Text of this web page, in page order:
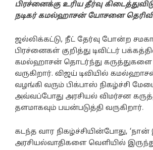
பிரச்னைக்கு உரிய தீர்வு
நடிகர் கமல்ஹாசன் யோசனை
ஜல்லிக்கட்டு, நீட் தேர்வு போன்ற
பிரச்னைகள் குறித்து டிவிட்டர்
கமல்ஹாசன் தொடர்ந்து கருத்துகளை
வருகிறார். விஜய் டிவியில்
வழங்கி வரும் பிக்பாஸ் நிகழ்ச்சி
அவ்வப்போது அரசியல் விமர்சன
தளமாகவும் பயன்படுத்தி வருகிறார்.
கடந்த வார நிகழ்ச்சியின்போது, ‘நான்
அரசியல்வாதிகளை வெளியில்